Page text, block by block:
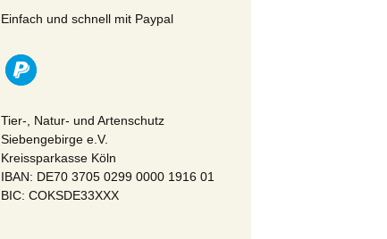
Einfach und schnell mit Paypal
Tier-, Natur- und Artenschutz
Siebengebirge e.V.
Kreissparkasse Köln
IBAN: DE70 3705 0299 0000 1916 01
BIC: COKSDE33XXX